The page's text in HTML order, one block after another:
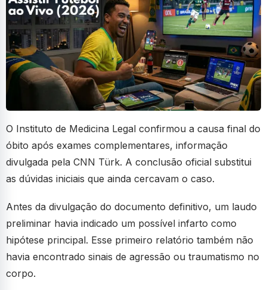
O Instituto de Medicina Legal confirmou a causa final do
óbito após exames complementares, informação
divulgada pela CNN Türk. A conclusão oficial substitui
as dúvidas iniciais que ainda cercavam o caso.
Antes da divulgação do documento definitivo, um laudo
preliminar havia indicado um possível infarto como
hipótese principal. Esse primeiro relatório também não
havia encontrado sinais de agressão ou traumatismo no
corpo.